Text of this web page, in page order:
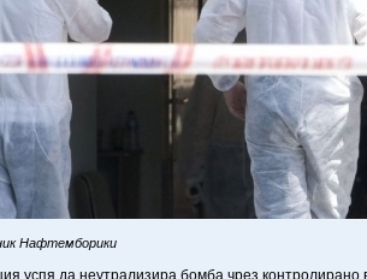
Нафтемборики
успя да неутрализира бомба чрез